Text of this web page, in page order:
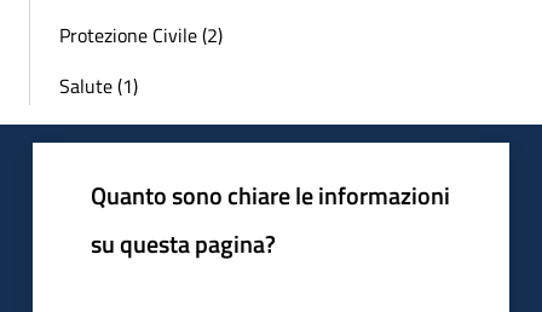
Protezione Civile (2)
Salute (1)
Quanto sono chiare le informazioni
su questa pagina?